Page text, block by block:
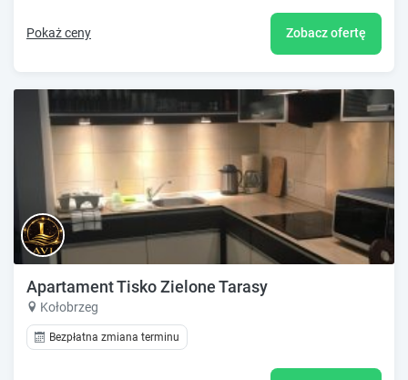
Pokaż ceny Zobacz ofertę
Apartament Tisko Zielone Tarasy
Kołobrzeg
Bezpłatna zmiana terminu